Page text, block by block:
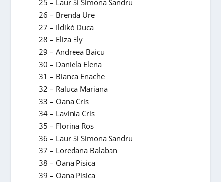
25 – Laur Si Simona Sandru
26 – Brenda Ure
27 – Ildikó Duca
28 – Eliza Ely
29 – Andreea Baicu
30 – Daniela Elena
31 – Bianca Enache
32 – Raluca Mariana
33 – Oana Cris
34 – Lavinia Cris
35 – Florina Ros
36 – Laur Si Simona Sandru
37 – Loredana Balaban
38 – Oana Pisica
39 – Oana Pisica